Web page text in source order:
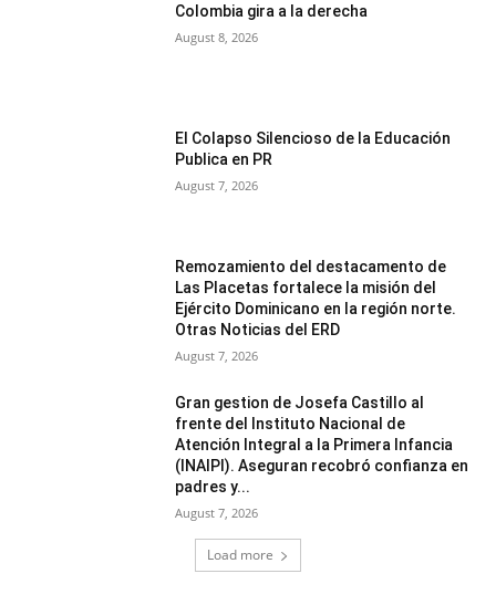
Colombia gira a la derecha
August 8, 2026
El Colapso Silencioso de la Educación
Publica en PR
August 7, 2026
Remozamiento del destacamento de
Las Placetas fortalece la misión del
Ejército Dominicano en la región norte.
Otras Noticias del ERD
August 7, 2026
Gran gestion de Josefa Castillo al
frente del Instituto Nacional de
Atención Integral a la Primera Infancia
(INAIPI). Aseguran recobró confianza en
padres y...
August 7, 2026
Load more